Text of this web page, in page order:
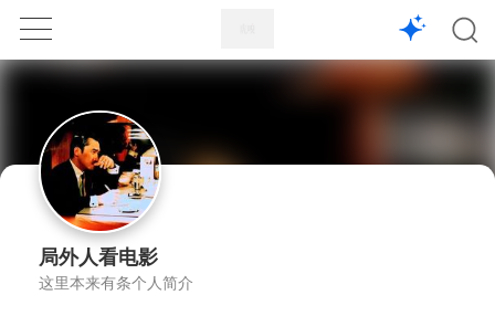
1X
局外人看电影
这里本来有条个人简介